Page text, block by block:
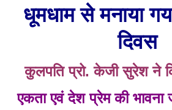
धूमधाम से मनाया
दिवस
कुलपति प्रो. केजी सुरेश ने
एकता एवं देश प्रेम की भावना